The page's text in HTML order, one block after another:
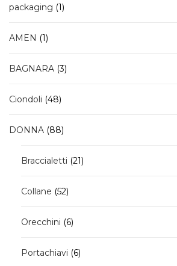
packaging 11
AMEN
11
BAGNARA 33
Ciondoli 4848
DONNA 8888
Braccialetti 2121
Collane 5252
Orecchini
66
Portachiavi
66